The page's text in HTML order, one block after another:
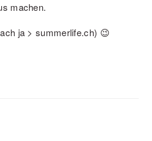
machen.
ja > summerlife.ch) 😉